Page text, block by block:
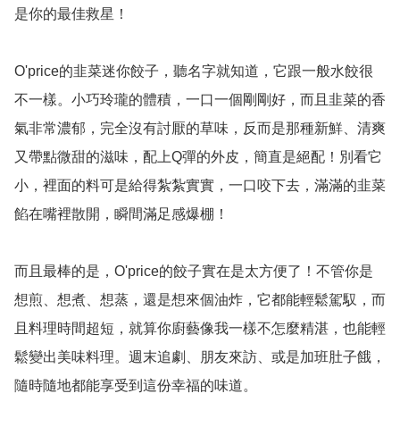
是你的最佳救星！
O'price的韭菜迷你餃子，聽名字就知道，它跟一般水餃很
不一樣。小巧玲瓏的體積，一口一個剛剛好，而且韭菜的香
氣非常濃郁，完全沒有討厭的草味，反而是那種新鮮、清爽
又帶點微甜的滋味，配上Q彈的外皮，簡直是絕配！別看它
小，裡面的料可是給得紮紮實實，一口咬下去，滿滿的韭菜
餡在嘴裡散開，瞬間滿足感爆棚！
而且最棒的是，O'price的餃子實在是太方便了！不管你是
想煎、想煮、想蒸，還是想來個油炸，它都能輕鬆駕馭，而
且料理時間超短，就算你廚藝像我一樣不怎麼精湛，也能輕
鬆變出美味料理。週末追劇、朋友來訪、或是加班肚子餓，
隨時隨地都能享受到這份幸福的味道。